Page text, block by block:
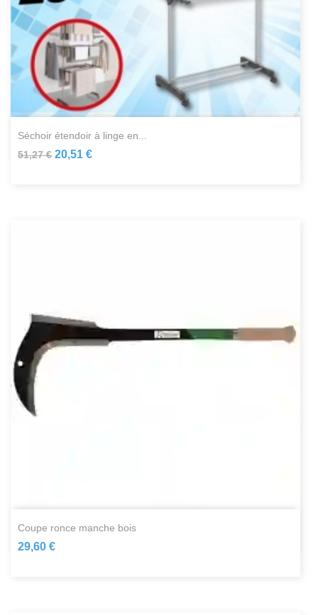
séchoir étendoir à linge en...
51,27 € 20,51 €
coupe ronce manche bois
29,60 €